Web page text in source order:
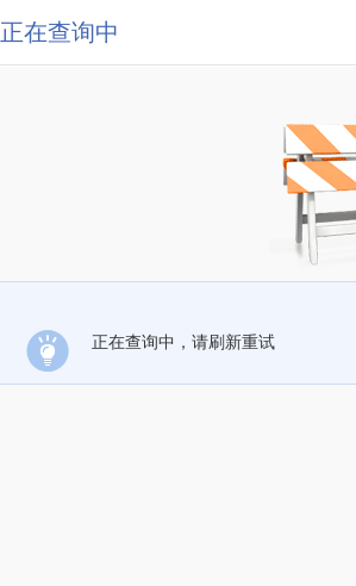
正在查询中
正在查询中，请刷新重试